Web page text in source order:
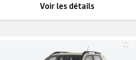
Voir les détails